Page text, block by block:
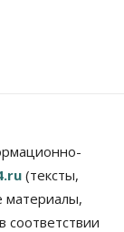
на
(тексты,
материалы,
соответствии